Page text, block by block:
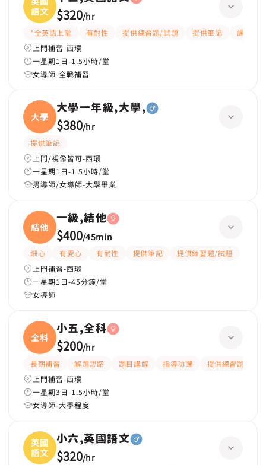
語文
$320/hr
*全英語上堂 有耐性 提供練習題/試題 提供筆記
課程設
上門補習-西環
一星期1日-1.5小時/堂
女導師-全職補習
大學
大學一年級,大學,
$380/hr
提供筆記
上門/視像皆可-西環
一星期1日-1.5小時/堂
男導師/女導師-大學畢業
結他
一級,結他
$400/45min
細心 有愛心 有耐性 提供筆記
提供練習題/試題
上門補習-西環
一星期1日-45分鐘/堂
女導師
全科
小五,全科
$200/hr
長期補習 解題思路 題目講解 指導功課
提供練習題/試題
上門補習-西環
一星期3日-1.5小時/堂
女導師-大學程度
英國
語文
小六,英國語文
$320/hr